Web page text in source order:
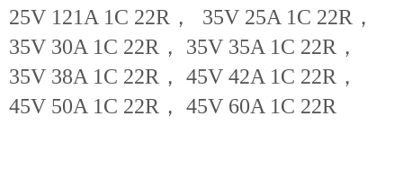
25V 121A 1C 22R， 35V 25A 1C 22R，
35V 30A 1C 22R， 35V 35A 1C 22R，
35V 38A 1C 22R， 45V 42A 1C 22R，
45V 50A 1C 22R， 45V 60A 1C 22R